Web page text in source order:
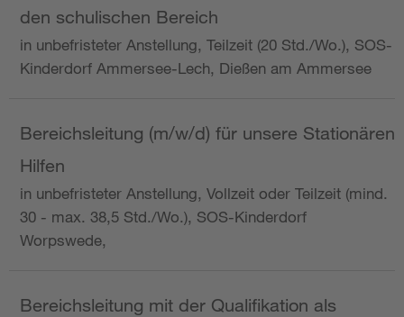
den schulischen Bereich
in unbefristeter Anstellung, Teilzeit (20 Std./Wo.), SOS-
Kinderdorf Ammersee-Lech, Dießen am Ammersee
Bereichsleitung (m/w/d) für unsere Stationären
Hilfen
in unbefristeter Anstellung, Vollzeit oder Teilzeit (mind.
30 - max. 38,5 Std./Wo.), SOS-Kinderdorf
Worpswede,
Bereichsleitung mit der Qualifikation als